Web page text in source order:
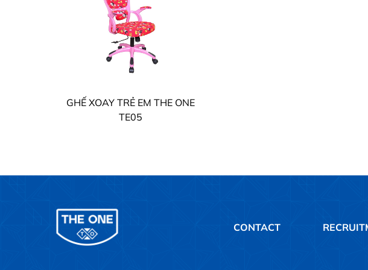
GHẾ XOAY TRẺ EM THE ONE
TE05
CONTACT